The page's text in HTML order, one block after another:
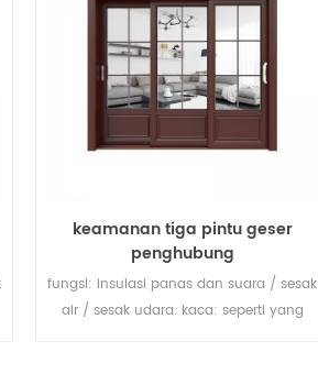
keamanan tiga pintu geser
penghubung
fungsi: insulasi panas dan suara / sesak
air / sesak udara. kaca: seperti yang